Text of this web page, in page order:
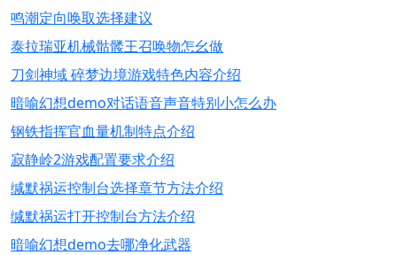
鸣潮定向唤取选择建议
泰拉瑞亚机械骷髅王召唤物怎幺做
刀剑神域 碎梦边境游戏特色内容介绍
暗喻幻想demo对话语音声音特别小怎么办
钢铁指挥官血量机制特点介绍
寂静岭2游戏配置要求介绍
缄默祸运控制台选择章节方法介绍
缄默祸运打开控制台方法介绍
暗喻幻想demo去哪净化武器